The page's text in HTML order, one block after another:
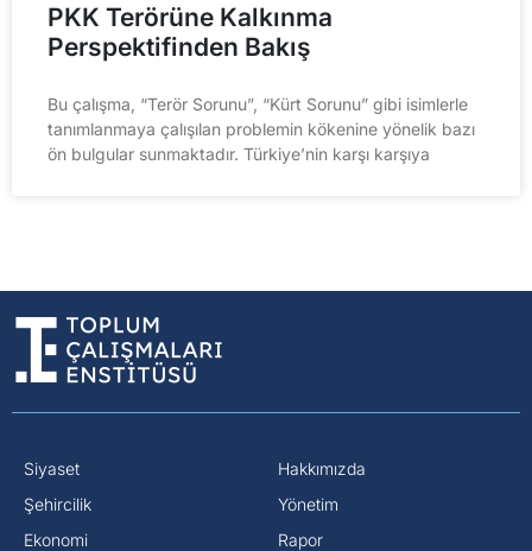
PKK Terörüne Kalkınma
Perspektifinden Bakış
Bu çalışma, “Terör Sorunu”, “Kürt Sorunu” gibi isimlerle
tanımlanmaya çalışılan problemin kökenine yönelik bazı
ön bulgular sunmaktadır. Türkiye’nin karşı karşıya
Siyaset
⁠Şehircilik
Ekonomi
Hakkımızda
Yönetim
Rapor